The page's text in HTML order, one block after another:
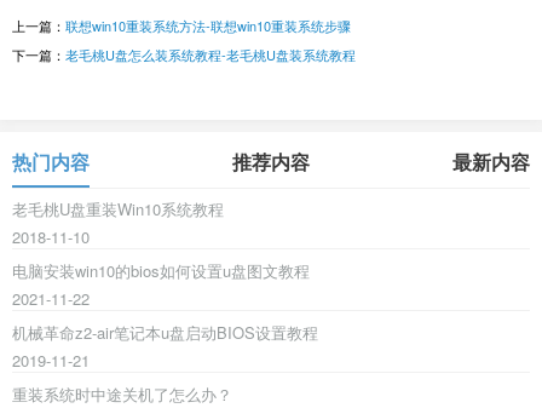
上一篇： 联想win10重装系统方法-联想win10重装系统步骤
下一篇： 老毛桃U盘怎么装系统教程-老毛桃U盘装系统教程
热门内容 推荐内容 最新内容
老毛桃U盘重装Win10系统教程
2018-11-10
电脑安装win10的bios如何设置u盘图文教程
2021-11-22
机械革命z2-air笔记本u盘启动BIOS设置教程
2019-11-21
重装系统时中途关机了怎么办？